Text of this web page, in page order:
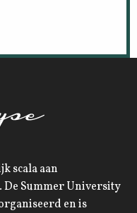
scala aan
Summer University
en is